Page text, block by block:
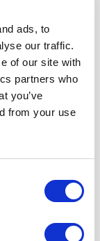
ads, to
our traffic.
of our site with
partners who
you’ve
from your use
της
παρόντος
σε ψηφιακή
της
των